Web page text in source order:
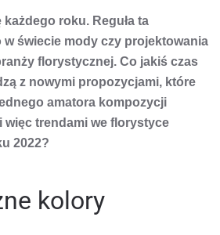
roku. Reguła ta
świecie mody czy projektowania
florystycznej. Co jakiś czas
z nowymi propozycjami, które
amatora kompozycji
więc trendami we florystyce
2022?
kolory